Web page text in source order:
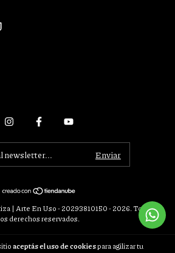
aceptás el uso de cookiespara agilizar tu
| Arte En Uso - 20293810150 - 2026. Todos
derechos reservados.